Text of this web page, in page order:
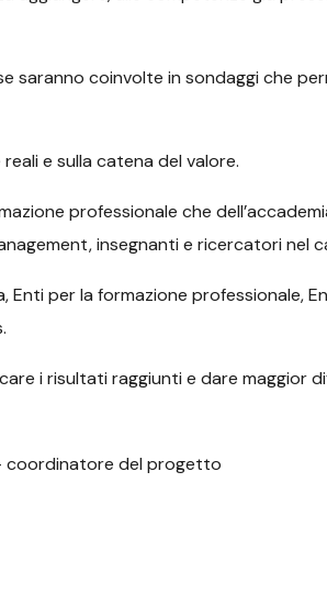
saranno coinvolte in sondaggi che
e sulla catena del valore.
professionale che
insegnanti e ricercatori nel
per la formazione professionale,
i risultati raggiunti e dare maggior
coordinatore del progetto